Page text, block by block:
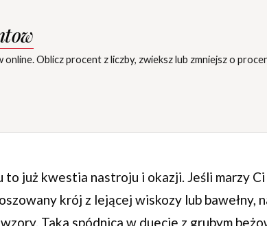
Oblicz procent z liczby, zwieksz lub zmniejsz o
już kwestia nastroju i okazji. Jeśli marzy
krój z lejącej wiskozy lub bawełny,
Taka spódnica w duecie z grubym